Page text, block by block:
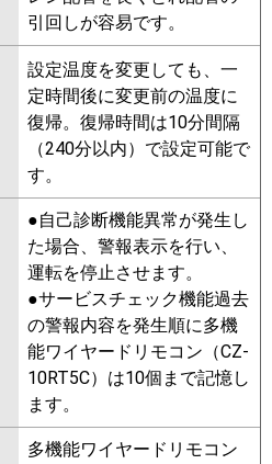
引回しが容易です。
設定温度を変更しても、一
定時間後に変更前の温度に
復帰。復帰時間は10分間隔
（240分以内）で設定可能で
す。
●自己診断機能異常が発生し
た場合、警報表示を行い、
運転を停止させます。
●サービスチェック機能過去
の警報内容を発生順に多機
能ワイヤードリモコン（CZ-
10RT5C）は10個まで記憶し
ます。
多機能ワイヤードリモコン